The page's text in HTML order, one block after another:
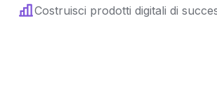
Costruisci prodotti digitali di